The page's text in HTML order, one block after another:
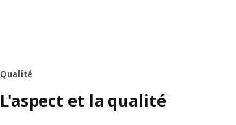
Qualité
L'aspect et la qualité